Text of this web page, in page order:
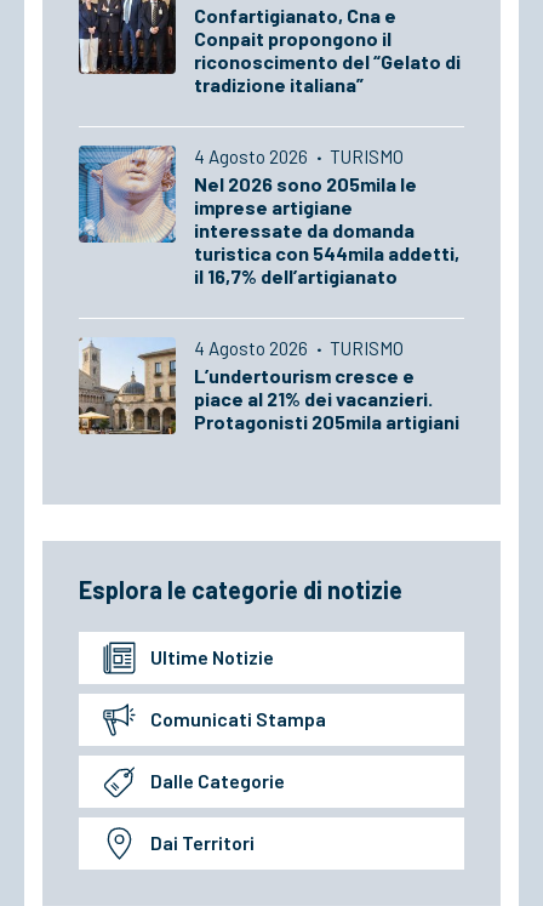
Confartigianato, Cna e
Conpait propongono il
riconoscimento del “Gelato di
tradizione italiana”
4 Agosto 2026 · TURISMO
Nel 2026 sono 205mila le
imprese artigiane
interessate da domanda
turistica con 544mila addetti,
il 16,7% dell’artigianato
4 Agosto 2026 · TURISMO
L’undertourism cresce e
piace al 21% dei vacanzieri.
Protagonisti 205mila artigiani
Esplora le categorie di notizie
Ultime Notizie
Comunicati Stampa
Dalle Categorie
Dai Territori